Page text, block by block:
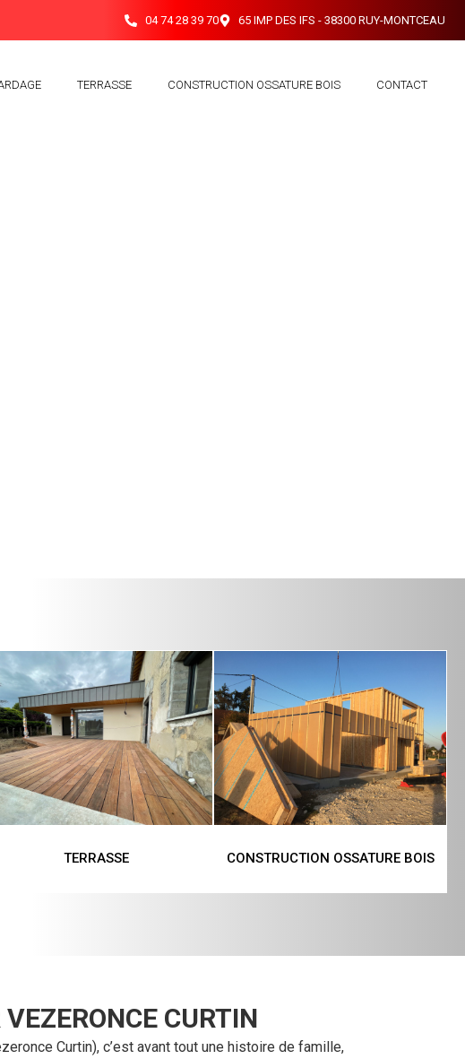
04 74 28 39 70 65 IMP DES IFS - 38300 RUY-MONTCEAU
TERRASSE CONSTRUCTION OSSATURE BOIS CONTACT
TERRASSE CONSTRUCTION OSSATURE BOIS
CURTIN
Curtin), c’est avant tout une histoire de famille,